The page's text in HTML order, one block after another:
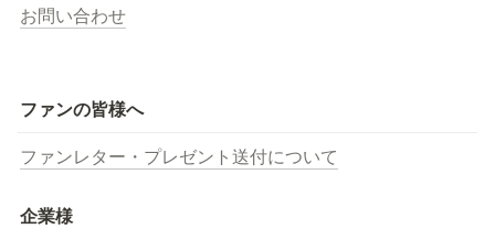
お問い合わせ
ファンの皆様へ
ファンレター・プレゼント送付について
企業様